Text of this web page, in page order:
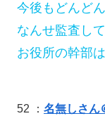
今後もどんど
なんせ監査し
お役所の幹部
52 ： 名無しさん